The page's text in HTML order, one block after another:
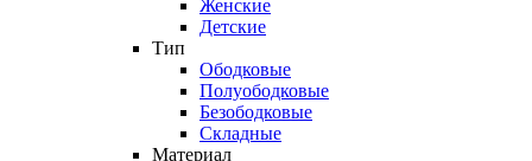
Женские
Детские
Тип
Ободковые
Полуободковые
Безободковые
Складные
Материал